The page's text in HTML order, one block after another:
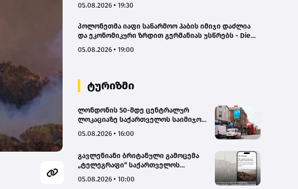
05.08.2026 • 19:30
პოლონეთმა იაფი საწარმოო ჰაბის იმიჯი დაძლია
და ეკონომიკური ზრდით გერმანიას უსწრებს - Die
05.08.2026 • 19:00
ტურიზმი
ლონდონის 50-მდე ცენტრალურ
ლოკაციაზე საქართველოს საიმიჯო
05.08.2026 • 16:00
გავლენიანი ბრიტანული გამოცემა
„ტელეგრაფი“ საქართველოს
სტატიების ციკლს აქვეყნებს
05.08.2026 • 10:00